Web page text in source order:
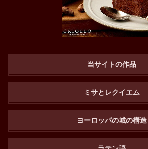
当サイトの作品
ミサとレクイエム
ヨーロッパの城の構造